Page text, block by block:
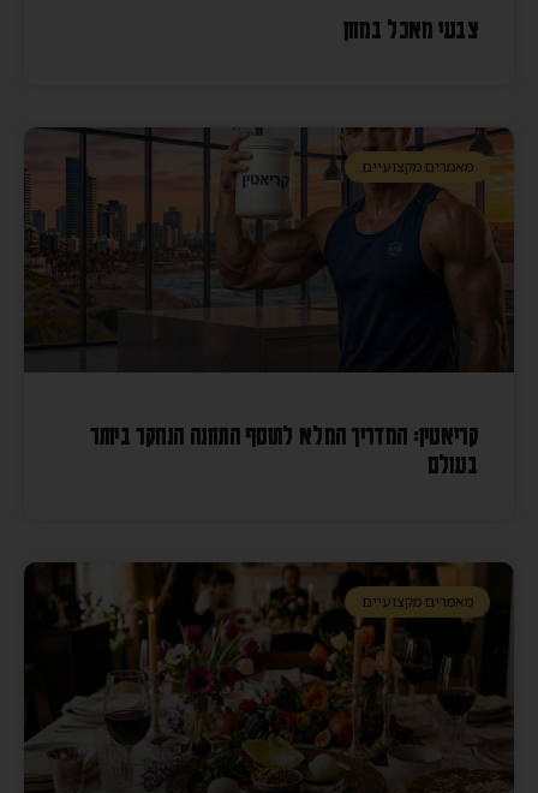
צבעי מאכל במזון
מאמרים מקצועיים
קריאטין: המדריך המלא לתוסף התזונה הנחקר ביותר
בעולם
מאמרים מקצועיים